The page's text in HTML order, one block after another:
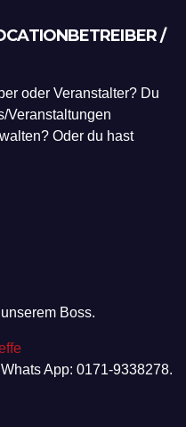
/
oder Veranstalter? Du
Veranstaltungen
Oder du hast
Boss.
App: 0171-9338278.